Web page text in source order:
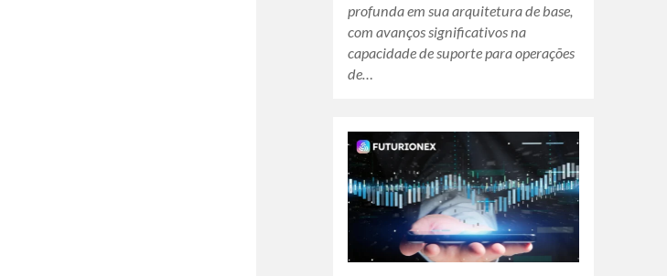
profunda em sua arquitetura de base,
com avanços significativos na
capacidade de suporte para operações
de…